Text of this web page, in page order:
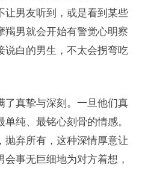
让男友听到，或是看到某些
羯男就会开始有警觉心明察
说白的男生，不太会拐弯吃
了真挚与深刻。一旦他们真
纯、最铭心刻骨的情感。
抛弃所有，这种深情厚意让
事无巨细地为对方着想，